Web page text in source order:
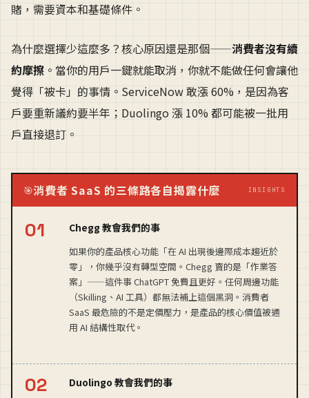
賭，需要資本和基礎條件。
為什麼選擇少這麼多？核心原因還是那個——消費者沒有續
約摩擦 。當你的用戶一鍵就能取消，你就不能做任何會讓他
覺得「被卡」的事情。ServiceNow 敢漲 60%，是因為客
戶要重新議約要半年；Duolingo 漲 10% 都可能被一批用
戶直接退訂。
🎯消費者 SaaS 的三條路各自揭露什麼 INSIGHTS
Chegg 教會我們的事
如果你的產品核心功能「在 AI 出現後邊際成本趨近於
零」，你幾乎沒有轉型空間。Chegg 賣的是「作業答
案」——這件事 ChatGPT 免費且更好。任何周邊功能
（Skilling、AI 工具）都無法補上這個黑洞。消費者
SaaS 最危險的不是定價壓力，是產品的核心價值被通
用 AI 結構性取代。
Duolingo 教會我們的事